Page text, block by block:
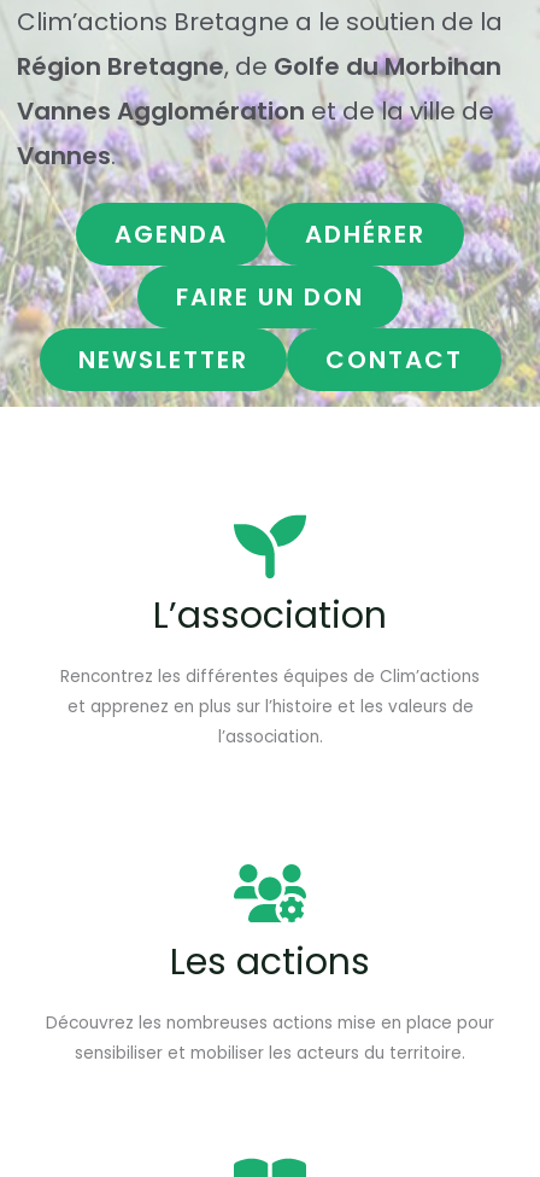
Clim’actions Bretagne a le soutien de la
Région Bretagne, de Golfe du Morbihan
Vannes Agglomération et de la ville de
Vannes.
AGENDA
ADHÉRER
FAIRE UN DON
NEWSLETTER
CONTACT
L’association
Rencontrez les différentes équipes de Clim’actions
et apprenez en plus sur l’histoire et les valeurs de
l’association.
Les actions
Découvrez les nombreuses actions mise en place pour
sensibiliser et mobiliser les acteurs du territoire.